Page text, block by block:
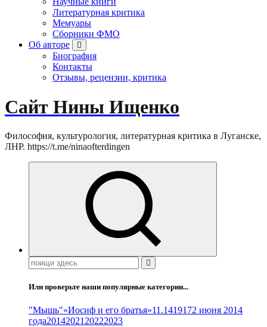
Литературная критика
Мемуары
Сборники ФМО
Об авторе
Биография
Контакты
Отзывы, рецензии, критика
Сайт Нины Ищенко
Философия, культурология, литературная критика в Луганске,
ЛНР. https://t.me/ninaofterdingen
Поиск:
Или проверьте наши популярные категории...
"Мышь"«Иосиф и его братья»11.1419172 июня 2014
года2014202120222023